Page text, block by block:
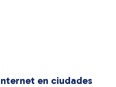
en ciudades